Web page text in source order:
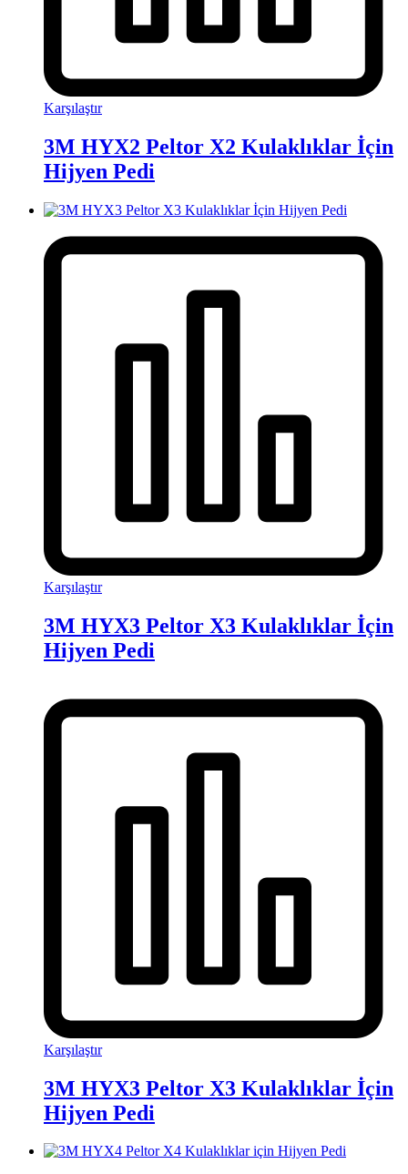
Karşılaştır
3M HYX2 Peltor X2 Kulaklıklar İçin
Hijyen Pedi
Karşılaştır
3M HYX3 Peltor X3 Kulaklıklar İçin
Hijyen Pedi
Karşılaştır
3M HYX3 Peltor X3 Kulaklıklar İçin
Hijyen Pedi